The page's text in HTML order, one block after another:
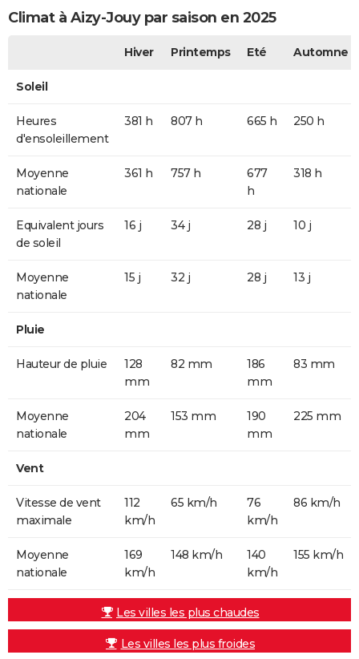
Climat à Aizy-Jouy par saison en 2025
Hiver Printemps Eté Automne
Soleil
Heures
d'ensoleillement
381 h 807 h 665 h 250 h
Moyenne
nationale
361 h 757 h
677
h
318 h
Equivalent jours
de soleil
16 j 34 j 28 j 10 j
Moyenne
nationale
15 j 32 j 28 j 13 j
Pluie
Hauteur de pluie
128
mm
82 mm
186
mm
83 mm
Moyenne
nationale
204
mm
153 mm
190
mm
225 mm
Vent
Vitesse de vent
maximale
112
km/h
65 km/h
76
km/h
86 km/h
Moyenne
nationale
169
km/h
148 km/h
140
km/h
155 km/h
Les villes les plus chaudes
Les villes les plus froides